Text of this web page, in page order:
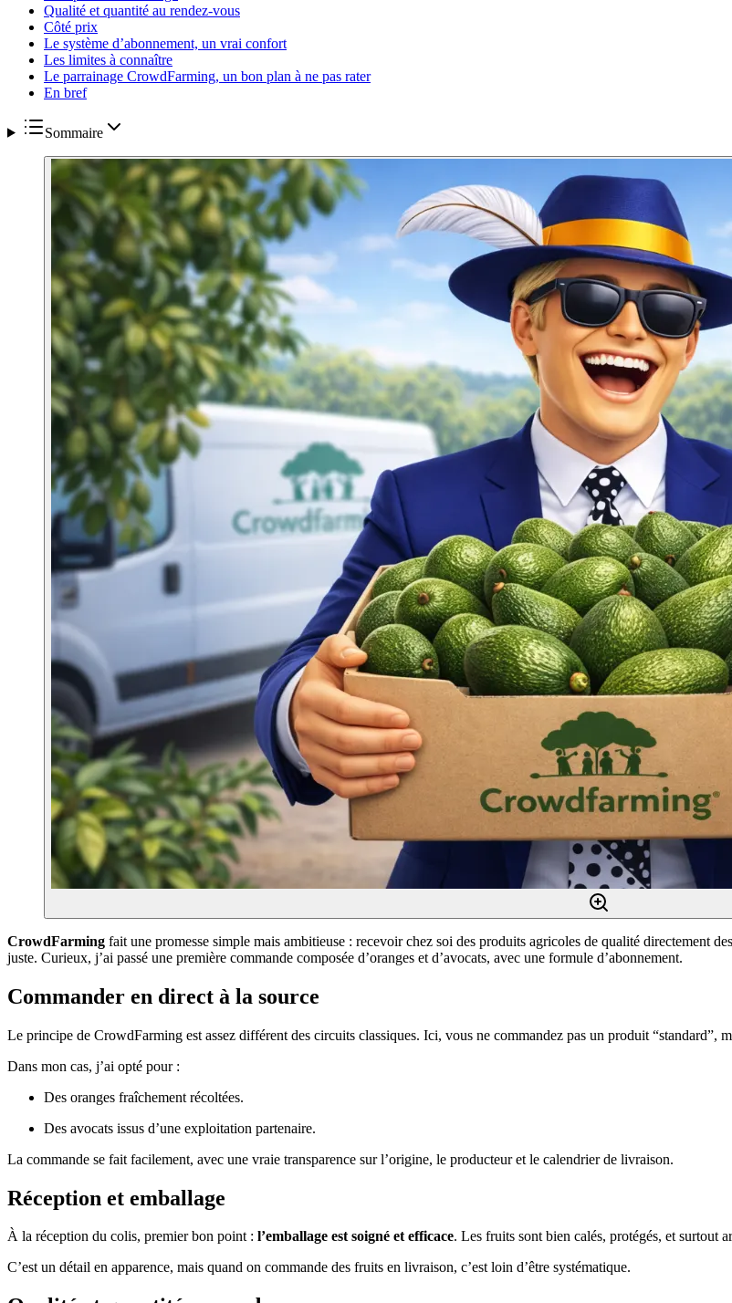
Qualité et quantité au rendez-vous
Côté prix
Le système d’abonnement, un vrai confort
Les limites à connaître
Le parrainage CrowdFarming, un bon plan à ne pas rater
En bref
Sommaire
CrowdFarming fait une promesse simple mais ambitieuse : recevoir chez soi des produits agricoles de qualité directement
juste. Curieux, j’ai passé une première commande composée d’oranges et d’avocats, avec une formule d’abonnement.
Commander en direct à la source
Le principe de CrowdFarming est assez différent des circuits classiques. Ici, vous ne commandez pas un produit “standard”,
Dans mon cas, j’ai opté pour :
Des oranges fraîchement récoltées.
Des avocats issus d’une exploitation partenaire.
La commande se fait facilement, avec une vraie transparence sur l’origine, le producteur et le calendrier de livraison.
Réception et emballage
À la réception du colis, premier bon point : l’emballage est soigné et efficace. Les fruits sont bien calés, protégés, et surtout
C’est un détail en apparence, mais quand on commande des fruits en livraison, c’est loin d’être systématique.